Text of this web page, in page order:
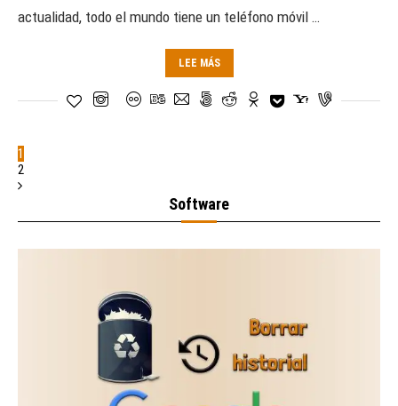
actualidad, todo el mundo tiene un teléfono móvil …
LEE MÁS
1
2
Software